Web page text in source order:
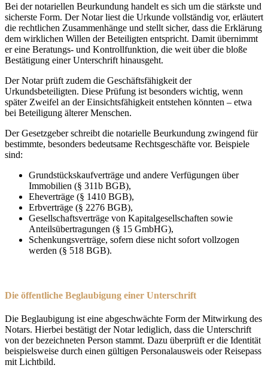
Bei der notariellen Beurkundung handelt es sich um die stärkste und
sicherste Form. Der Notar liest die Urkunde vollständig vor, erläutert
die rechtlichen Zusammenhänge und stellt sicher, dass die Erklärung
dem wirklichen Willen der Beteiligten entspricht. Damit übernimmt
er eine Beratungs- und Kontrollfunktion, die weit über die bloße
Bestätigung einer Unterschrift hinausgeht.
Der Notar prüft zudem die Geschäftsfähigkeit der
Urkundsbeteiligten. Diese Prüfung ist besonders wichtig, wenn
später Zweifel an der Einsichtsfähigkeit entstehen könnten – etwa
bei Beteiligung älterer Menschen.
Der Gesetzgeber schreibt die notarielle Beurkundung zwingend für
bestimmte, besonders bedeutsame Rechtsgeschäfte vor. Beispiele
sind:
Grundstückskaufverträge und andere Verfügungen über
Immobilien (§ 311b BGB),
Eheverträge (§ 1410 BGB),
Erbverträge (§ 2276 BGB),
Gesellschaftsverträge von Kapitalgesellschaften sowie
Anteilsübertragungen (§ 15 GmbHG),
Schenkungsverträge, sofern diese nicht sofort vollzogen
werden (§ 518 BGB).
Die öffentliche Beglaubigung einer Unterschrift
Die Beglaubigung ist eine abgeschwächte Form der Mitwirkung des
Notars. Hierbei bestätigt der Notar lediglich, dass die Unterschrift
von der bezeichneten Person stammt. Dazu überprüft er die Identität
beispielsweise durch einen gültigen Personalausweis oder Reisepass
mit Lichtbild.